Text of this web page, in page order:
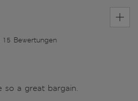
Bewertungen
so a great bargain.